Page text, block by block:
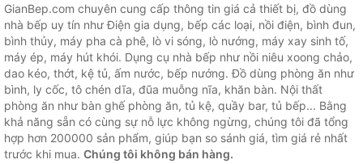
GianBep.com chuyên cung cấp thông tin giá cả thiết bị, đồ dùng
nhà bếp uy tín như Điện gia dụng, bếp các loại, nồi điện, bình đun,
bình thủy, máy pha cà phê, lò vi sóng, lò nướng, máy xay sinh tố,
máy ép, máy hút khói. Dụng cụ nhà bếp như nồi niêu xoong chảo,
dao kéo, thớt, kệ tủ, ấm nước, bếp nướng. Đồ dùng phòng ăn như
bình, ly cốc, tô chén dĩa, đũa muỗng nĩa, khăn bàn. Nội thất
phòng ăn như bàn ghế phòng ăn, tủ kệ, quầy bar, tủ bếp... Bằng
khả năng sẵn có cùng sự nỗ lực không ngừng, chúng tôi đã tổng
hợp hơn 200000 sản phẩm, giúp bạn so sánh giá, tìm giá rẻ nhất
trước khi mua. Chúng tôi không bán hàng.